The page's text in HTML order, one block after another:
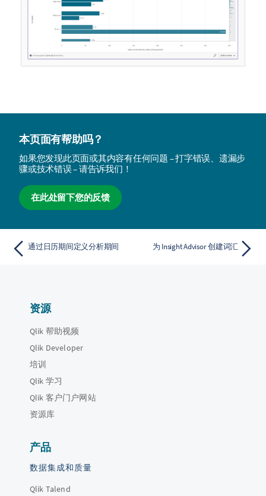
本页面有帮助吗？
如果您发现此页面或其内容有任何问题 – 打字错误、遗漏步
骤或技术错误 – 请告诉我们！
在此处留下您的反馈
通过日历期间定义分析期间 为 Insight Advisor 创建词汇
资源
Qlik 帮助视频
Qlik Developer
培训
Qlik 学习
Qlik 客户门户网站
资源库
产品
数据集成和质量
Qlik Talend